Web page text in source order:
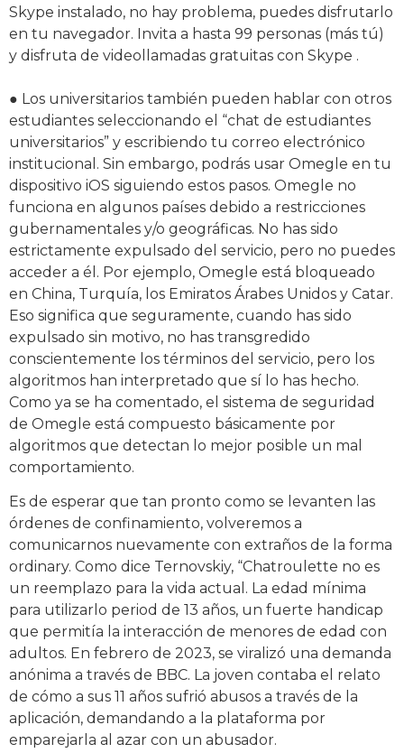
Skype instalado, no hay problema, puedes disfrutarlo
en tu navegador. Invita a hasta 99 personas (más tú)
y disfruta de videollamadas gratuitas con Skype .
● Los universitarios también pueden hablar con otros
estudiantes seleccionando el “chat de estudiantes
universitarios” y escribiendo tu correo electrónico
institucional. Sin embargo, podrás usar Omegle en tu
dispositivo iOS siguiendo estos pasos. Omegle no
funciona en algunos países debido a restricciones
gubernamentales y/o geográficas. No has sido
estrictamente expulsado del servicio, pero no puedes
acceder a él. Por ejemplo, Omegle está bloqueado
en China, Turquía, los Emiratos Árabes Unidos y Catar.
Eso significa que seguramente, cuando has sido
expulsado sin motivo, no has transgredido
conscientemente los términos del servicio, pero los
algoritmos han interpretado que sí lo has hecho.
Como ya se ha comentado, el sistema de seguridad
de Omegle está compuesto básicamente por
algoritmos que detectan lo mejor posible un mal
comportamiento.
Es de esperar que tan pronto como se levanten las
órdenes de confinamiento, volveremos a
comunicarnos nuevamente con extraños de la forma
ordinary. Como dice Ternovskiy, “Chatroulette no es
un reemplazo para la vida actual. La edad mínima
para utilizarlo period de 13 años, un fuerte handicap
que permitía la interacción de menores de edad con
adultos. En febrero de 2023, se viralizó una demanda
anónima a través de BBC. La joven contaba el relato
de cómo a sus 11 años sufrió abusos a través de la
aplicación, demandando a la plataforma por
emparejarla al azar con un abusador.